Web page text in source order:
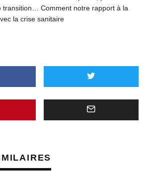
transition… Comment notre rapport à la
la crise sanitaire